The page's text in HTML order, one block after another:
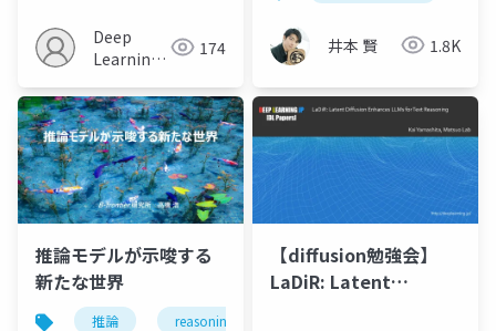
Instructions During
Reasoning
Deep
Learning
174 井本 賢 1.8K
推論モデルが示唆する
新たな世界
推論 reasoning
【diffusion勉強会】
LaDiR: Latent